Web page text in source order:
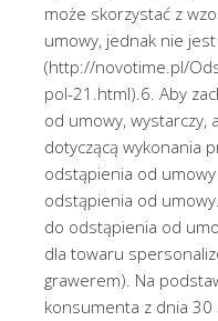
może skorzystać z
umowy, jednak nie
(http://novotime.pl/
pol-21.html).6. Aby
od umowy, wystarczy,
dotyczącą wykonania
odstąpienia od
odstąpienia od
do odstąpienia od
dla towaru
grawerem). Na
konsumenta z dnia 30